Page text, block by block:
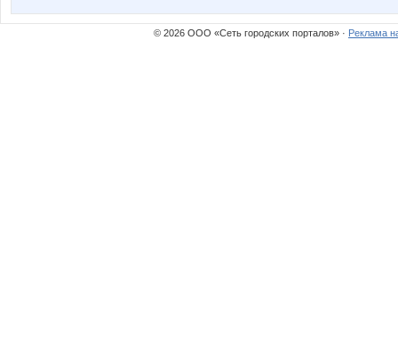
© 2026 ООО «Сеть городских порталов» · Реклама